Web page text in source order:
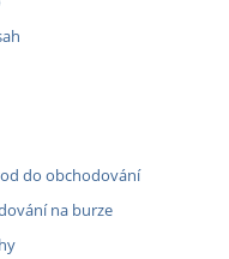
do obchodování
na burze